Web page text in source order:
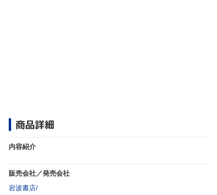
商品詳細
内容紹介
販売会社／発売会社
岩波書店/